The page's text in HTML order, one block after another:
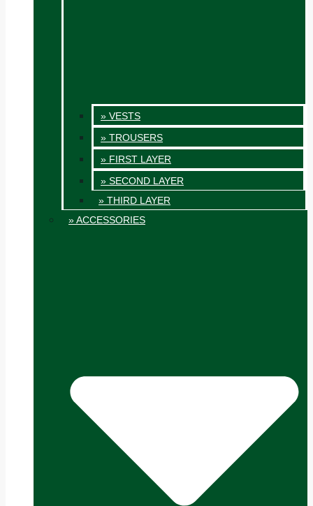
» VESTS
» TROUSERS
» FIRST LAYER
» SECOND LAYER
» THIRD LAYER
» ACCESSORIES